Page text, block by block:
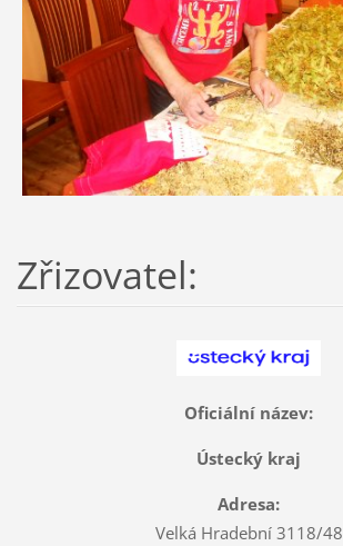
Zřizovatel:
Oficiální název:
Ústecký kraj
Adresa:
Velká Hradební 3118/48